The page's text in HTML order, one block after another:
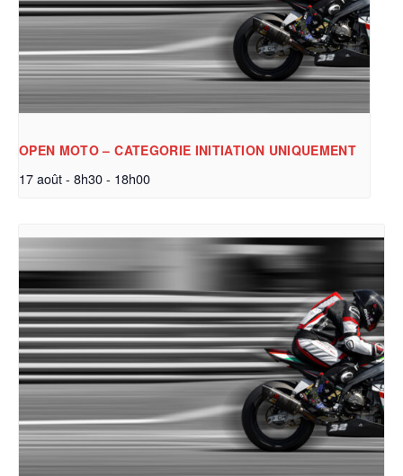
OPEN MOTO – CATEGORIE INITIATION UNIQUEMENT
17 août - 8h30- 18h00